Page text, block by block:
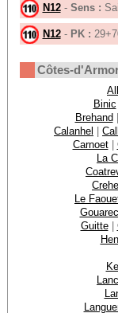
N12- Sens :
N12- PK :
Côtes-
Binic
Brehand|
Calanhel |
Carnoet|
La
Le
Gouarec
Guitte|